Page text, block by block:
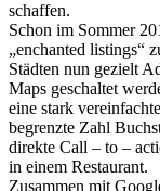
schaffen.
Schon im Sommer
„enchanted listings“
Städten nun gezielt
Maps geschaltet
eine stark
begrenzte Zahl
direkte Call – to –
in einem Restaurant.
Zusammen mit